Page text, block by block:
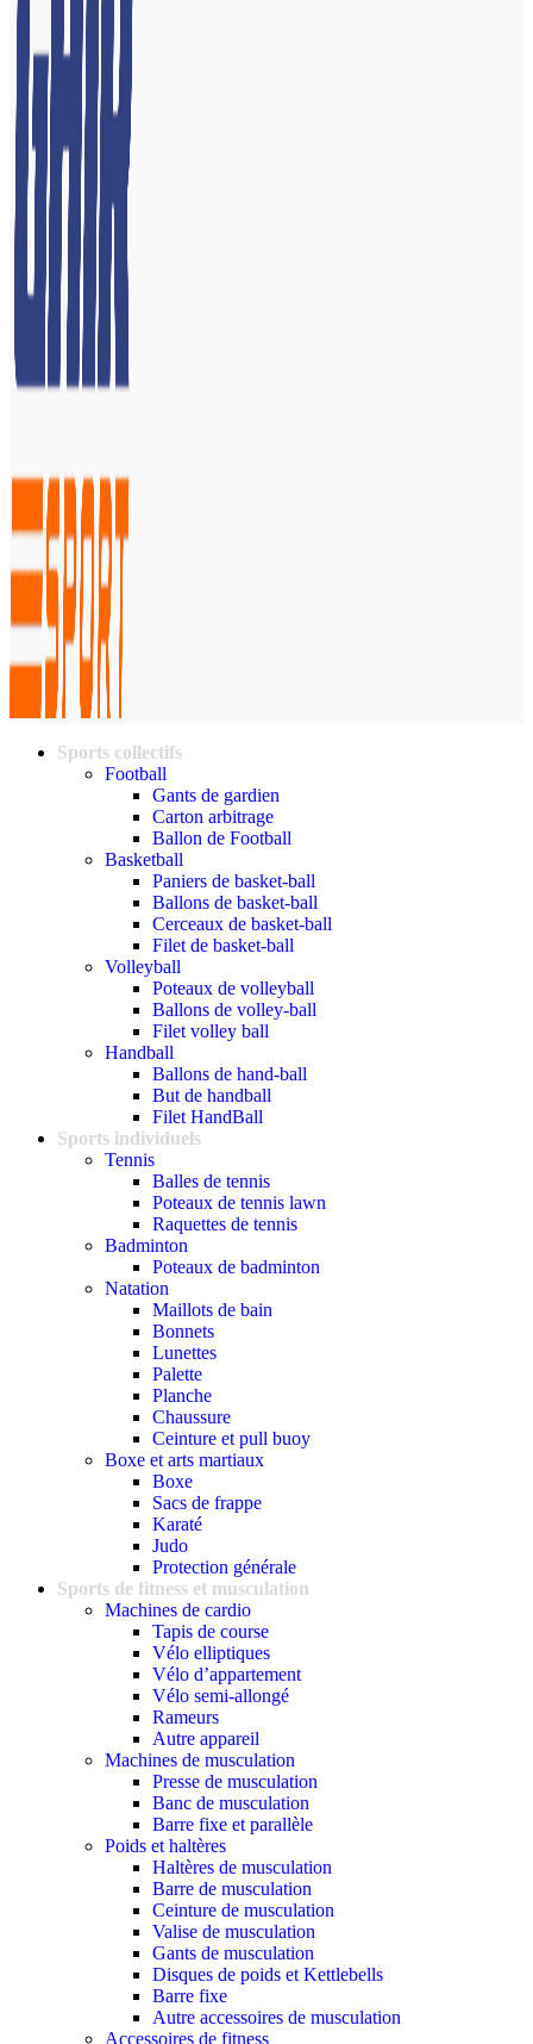
Sports collectifs
Football
Gants de gardien
Carton arbitrage
Ballon de Football
Basketball
Paniers de basket-ball
Ballons de basket-ball
Cerceaux de basket-ball
Filet de basket-ball
Volleyball
Poteaux de volleyball
Ballons de volley-ball
Filet volley ball
Handball
Ballons de hand-ball
But de handball
Filet HandBall
Sports individuels
Tennis
Balles de tennis
Poteaux de tennis lawn
Raquettes de tennis
Badminton
Poteaux de badminton
Natation
Maillots de bain
Bonnets
Lunettes
Palette
Planche
Chaussure
Ceinture et pull buoy
Boxe et arts martiaux
Boxe
Sacs de frappe
Karaté
Judo
Protection générale
Sports de fitness et musculation
Machines de cardio
Tapis de course
Vélo elliptiques
Vélo d’appartement
Vélo semi-allongé
Rameurs
Autre appareil
Machines de musculation
Presse de musculation
Banc de musculation
Barre fixe et parallèle
Poids et haltères
Haltères de musculation
Barre de musculation
Ceinture de musculation
Valise de musculation
Gants de musculation
Disques de poids et Kettlebells
Barre fixe
Autre accessoires de musculation
Accessoires de fitness